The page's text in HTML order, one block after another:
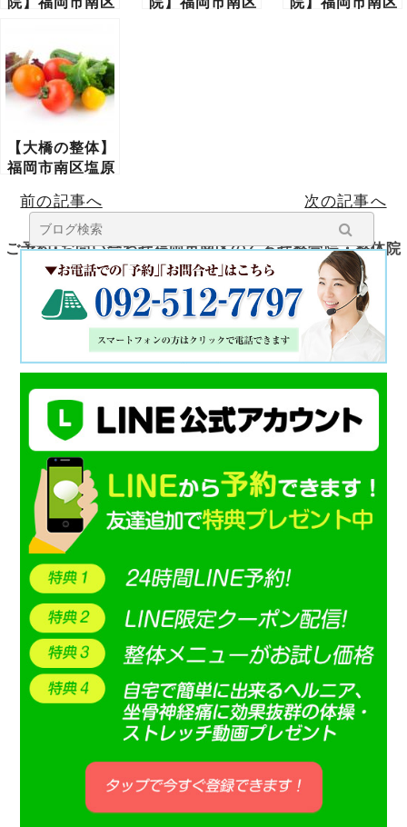
【大橋の整体】
福岡市南区塩原
前の記事へ 次の記事へ
ご予約･お問い合わせ福岡市南区のくろせ整骨院・整体院